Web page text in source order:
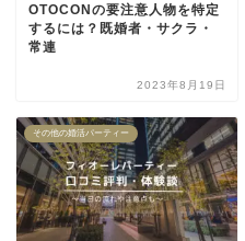
OTOCONの要注意人物を特定
するには？既婚者・サクラ・
常連
2023年8月19日
その他の婚活パーティー